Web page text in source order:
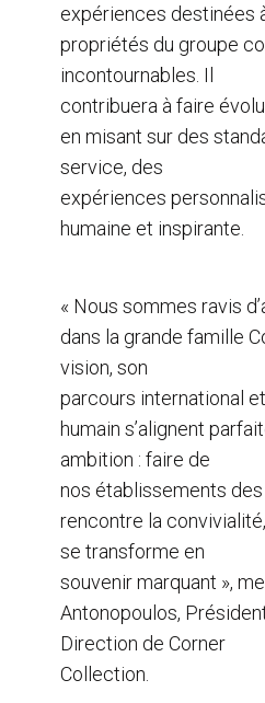
expériences destinées
propriétés du groupe
incontournables. Il
contribuera à faire
en misant sur des
service, des
expériences
humaine et inspirante.
« Nous sommes ravis
dans la grande famille
vision, son
parcours international
humain s’alignent
ambition : faire de
nos établissements des
rencontre la
se transforme en
souvenir marquant »,
Antonopoulos,
Direction de Corner
Collection.